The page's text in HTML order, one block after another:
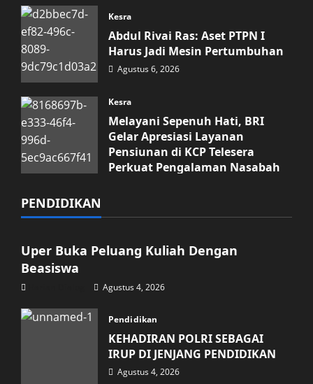
Kesra
Abdul Rivai Ras: Aset PTPN I
Harus Jadi Mesin Pertumbuhan
Agustus 6, 2026
Kesra
Melayani Sepenuh Hati, BRI
Gelar Apresiasi Layanan
Pensiunan di KCP Telesera
Perkuat Pengalaman Nasabah
PENDIDIKAN
Pendidikan
Uper Buka Peluang Kuliah Dengan
Beasiswa
Agustus 4, 2026
Pendidikan
KEHADIRAN POLRI SEBAGAI
IRUP DI JENJANG PENDIDIKAN
Agustus 4, 2026